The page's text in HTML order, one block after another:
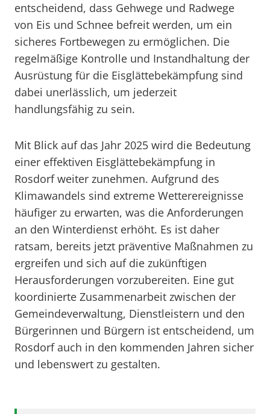
entscheidend, dass Gehwege und Radwege
von Eis und Schnee befreit werden, um ein
sicheres Fortbewegen zu ermöglichen. Die
regelmäßige Kontrolle und Instandhaltung der
Ausrüstung für die Eisglättebekämpfung sind
dabei unerlässlich, um jederzeit
handlungsfähig zu sein.
Mit Blick auf das Jahr 2025 wird die Bedeutung
einer effektiven Eisglättebekämpfung in
Rosdorf weiter zunehmen. Aufgrund des
Klimawandels sind extreme Wetterereignisse
häufiger zu erwarten, was die Anforderungen
an den Winterdienst erhöht. Es ist daher
ratsam, bereits jetzt präventive Maßnahmen zu
ergreifen und sich auf die zukünftigen
Herausforderungen vorzubereiten. Eine gut
koordinierte Zusammenarbeit zwischen der
Gemeindeverwaltung, Dienstleistern und den
Bürgerinnen und Bürgern ist entscheidend, um
Rosdorf auch in den kommenden Jahren sicher
und lebenswert zu gestalten.